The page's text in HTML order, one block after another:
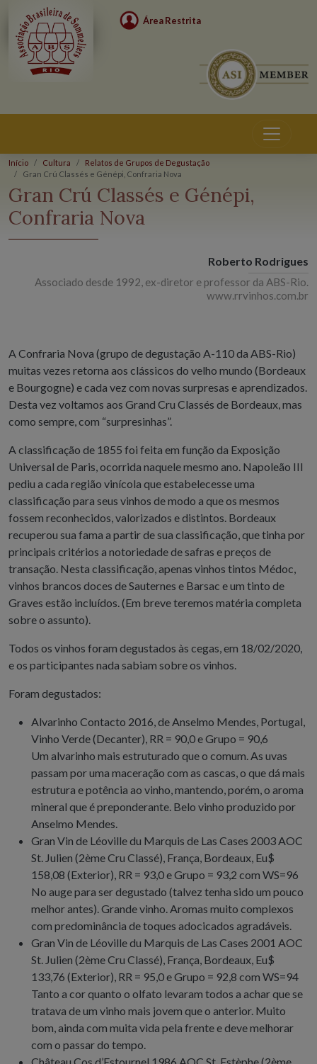
Área Restrita
Início Cultura
Relatos de Grupos de Degustação
Gran Crú Classés e Génépi, Confraria Nova
Gran Crú Classés e Génépi,
Confraria Nova
Roberto Rodrigues
Associado desde 1992, ex-diretor e professor da ABS-Rio.
www.rrvinhos.com.br
A Confraria Nova (grupo de degustação A-110 da ABS-Rio)
muitas vezes retorna aos clássicos do velho mundo (Bordeaux
e Bourgogne) e cada vez com novas surpresas e aprendizados.
Desta vez voltamos aos Grand Cru Classés de Bordeaux, mas
como sempre, com “surpresinhas”.
A classificação de 1855 foi feita em função da Exposição
Universal de Paris, ocorrida naquele mesmo ano. Napoleão III
pediu a cada região vinícola que estabelecesse uma
classificação para seus vinhos de modo a que os mesmos
fossem reconhecidos, valorizados e distintos. Bordeaux
recuperou sua fama a partir de sua classificação, que tinha por
principais critérios a notoriedade de safras e preços de
transação. Nesta classificação, apenas vinhos tintos Médoc,
vinhos brancos doces de Sauternes e Barsac e um tinto de
Graves estão incluídos. (Em breve teremos matéria completa
sobre o assunto).
Todos os vinhos foram degustados às cegas, em 18/02/2020,
e os participantes nada sabiam sobre os vinhos.
Foram degustados:
Alvarinho Contacto 2016, de Anselmo Mendes, Portugal,
Vinho Verde (Decanter), RR = 90,0 e Grupo = 90,6
Um alvarinho mais estruturado que o comum. As uvas
passam por uma maceração com as cascas, o que dá mais
estrutura e potência ao vinho, mantendo, porém, o aroma
mineral que é preponderante. Belo vinho produzido por
Anselmo Mendes.
Gran Vin de Léoville du Marquis de Las Cases 2003 AOC
St. Julien (2ème Cru Classé), França, Bordeaux, Eu$
158,08 (Exterior), RR = 93,0 e Grupo = 93,2 com WS=96
No auge para ser degustado (talvez tenha sido um pouco
melhor antes). Grande vinho. Aromas muito complexos
com predominância de toques adocicados agradáveis.
Gran Vin de Léoville du Marquis de Las Cases 2001 AOC
St. Julien (2ème Cru Classé), França, Bordeaux, Eu$
133,76 (Exterior), RR = 95,0 e Grupo = 92,8 com WS=94
Tanto a cor quanto o olfato levaram todos a achar que se
tratava de um vinho mais jovem que o anterior. Muito
bom, ainda com muita vida pela frente e deve melhorar
com o passar do tempo.